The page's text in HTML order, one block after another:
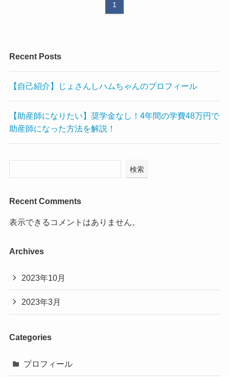
1
Recent Posts
【自己紹介】じょさんしハムちゃんのプロフィール
【助産師になりたい】奨学金なし！4年間の学費48万円で
助産師になった方法を解説！
検索
Recent Comments
表示できるコメントはありません。
Archives
2023年10月
2023年3月
Categories
プロフィール